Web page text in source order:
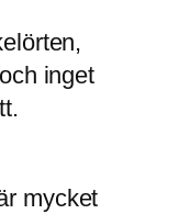
inget
mycket